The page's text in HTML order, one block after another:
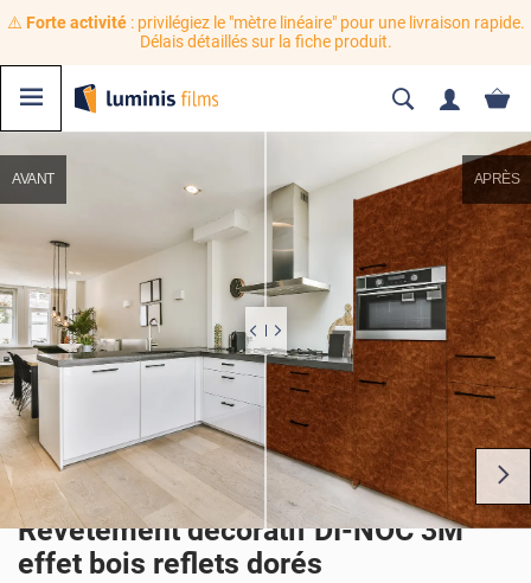
⚠️ Forte activité: privilégiez le "mètre linéaire" pour une livraison rapide.
Délais détaillés sur la fiche produit.
AVANT APRÈS
Revêtement décoratif DI-NOC 3M
effet bois reflets dorés